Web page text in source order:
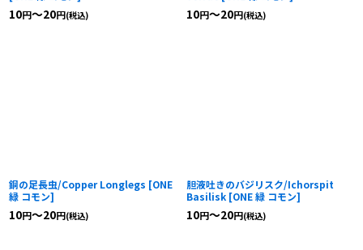
10円～20円(税込) 10円～20円(税込)
銅の足長虫/Copper Longlegs [ONE
緑 コモン]
10円～20円(税込)
胆液吐きのバジリスク/Ichorspit
Basilisk [ONE 緑 コモン]
10円～20円(税込)